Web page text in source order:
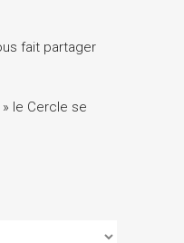
fait partager
le Cercle se